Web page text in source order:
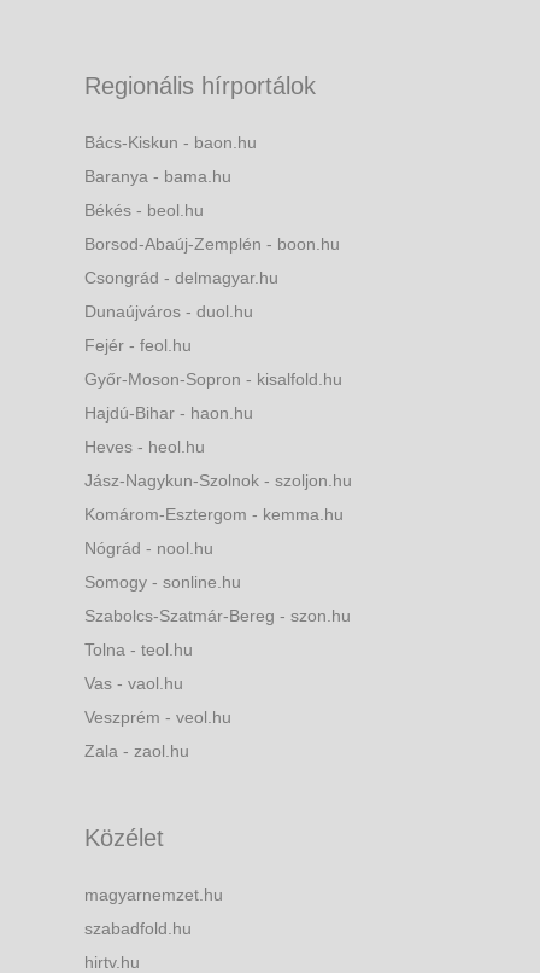
Regionális hírportálok
Bács-Kiskun - baon.hu
Baranya - bama.hu
Békés - beol.hu
Borsod-Abaúj-Zemplén - boon.hu
Csongrád - delmagyar.hu
Dunaújváros - duol.hu
Fejér - feol.hu
Győr-Moson-Sopron - kisalfold.hu
Hajdú-Bihar - haon.hu
Heves - heol.hu
Jász-Nagykun-Szolnok - szoljon.hu
Komárom-Esztergom - kemma.hu
Nógrád - nool.hu
Somogy - sonline.hu
Szabolcs-Szatmár-Bereg - szon.hu
Tolna - teol.hu
Vas - vaol.hu
Veszprém - veol.hu
Zala - zaol.hu
Közélet
magyarnemzet.hu
szabadfold.hu
hirtv.hu